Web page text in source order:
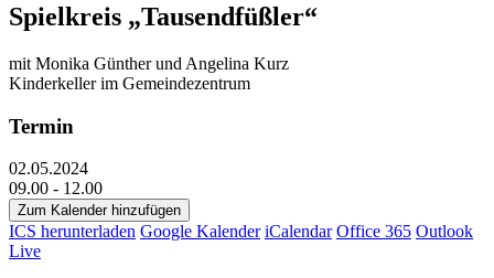
Spielkreis „Tausendfüßler“
mit Monika Günther und Angelina Kurz
Kinderkeller im Gemeindezentrum
Termin
02.05.2024
09.00 - 12.00
Zum Kalender hinzufügen
ICS herunterladen Google Kalender iCalendar Office 365 Outlook
Live